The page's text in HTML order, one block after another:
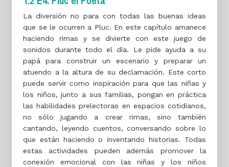
La diversión no para con todas las buenas ideas
que se le ocurren a Pluc. En este capítulo amanece
haciendo rimas y se divierte con este juego de
sonidos durante todo el día. Le pide ayuda a su
papá para construir un escenario y preparar un
atuendo a la altura de su declamación. Este corto
puede servir como inspiración para que las niñas y
los niños, junto a sus familias, pongan en práctica
las habilidades prelectoras en espacios cotidianos,
no sólo jugando a crear rimas, sino también
cantando, leyendo cuentos, conversando sobre lo
que están haciendo o inventando historias. Todas
estas actividades pueden además promover la
conexión emocional con las niñas y los niños